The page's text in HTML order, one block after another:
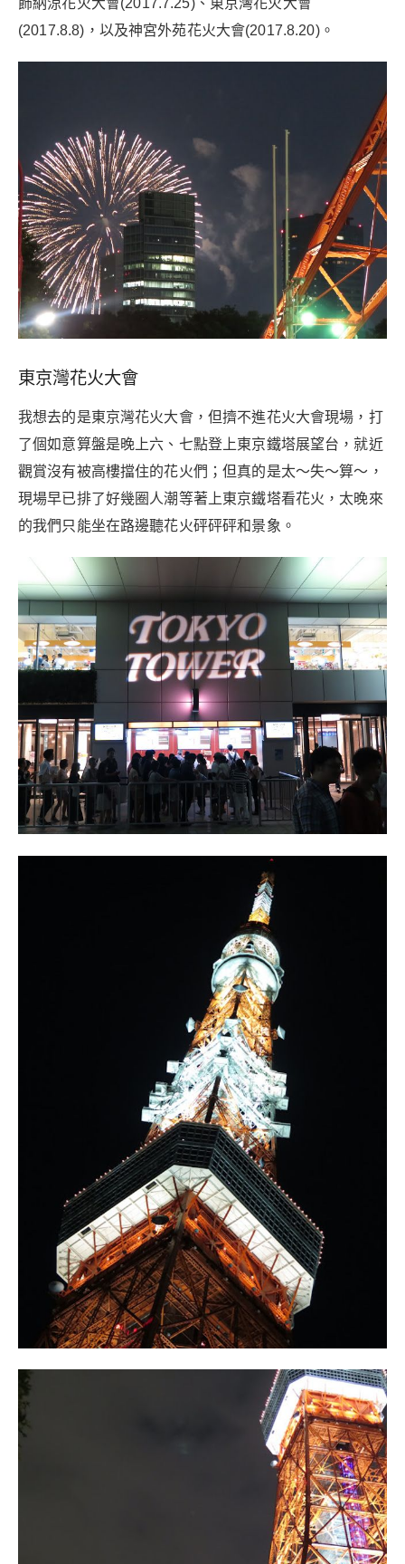
飾納涼花火大會(2017.7.25)、東京灣花火大會
(2017.8.8)，以及神宮外苑花火大會(2017.8.20)。
東京灣花火大會
我想去的是東京灣花火大會，但擠不進花火大會現場，打
了個如意算盤是晚上六、七點登上東京鐵塔展望台，就近
觀賞沒有被高樓擋住的花火們；但真的是太～失～算～，
現場早已排了好幾圈人潮等著上東京鐵塔看花火，太晚來
的我們只能坐在路邊聽花火砰砰砰和景象。